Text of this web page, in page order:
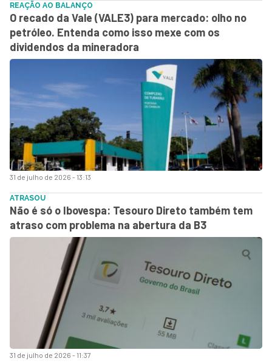
31 de julho de 2026 - 13:13
REAÇÃO AO BALANÇO
O recado da Vale (VALE3) para mercado: olho no
petróleo. Entenda como isso mexe com os
dividendos da mineradora
31 de julho de 2026 - 11:37
ATRASOU
Não é só o Ibovespa: Tesouro Direto também tem
atraso com problema na abertura da B3